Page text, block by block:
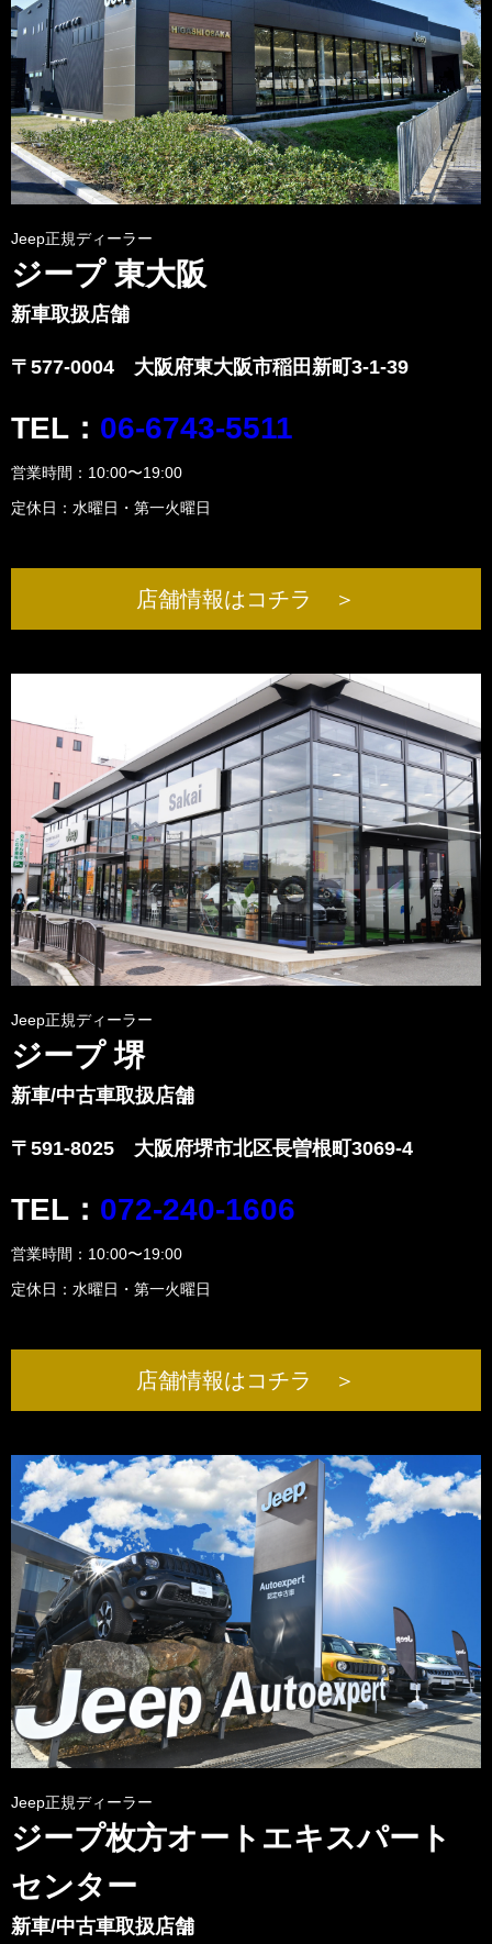
Jeep正規ディーラー
ジープ 東大阪
新車取扱店舗
〒577-0004 大阪府東大阪市稲田新町3-1-39
TEL： 06-6743-5511
営業時間：10:00〜19:00
定休日：水曜日・第一火曜日
店舗情報はコチラ ＞
Jeep正規ディーラー
ジープ 堺
新車/中古車取扱店舗
〒591-8025 大阪府堺市北区長曽根町3069-4
TEL： 072-240-1606
営業時間：10:00〜19:00
定休日：水曜日・第一火曜日
店舗情報はコチラ ＞
Jeep正規ディーラー
ジープ枚方オートエキスパート
センター
新車/中古車取扱店舗